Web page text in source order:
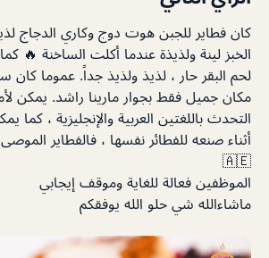
كان فطاير للجبن هوت دوج وكاري الدجاج
الخبز لينة ولذيذة عندما أكلت الساخنة 🔥
لحم البقر حار ، لذيذ ولذيذ جداً. عموما كان
مكان جميل فقط بجوار مارينا راشد. يمكن
التحدث باللغتين العربية والإنجليزية ، كما
أثناء صنعه للفطائر نفسها ، فالفطاير
🇦🇪
الموظفين فعالة للغاية وموقف إيجابي
ماشاءالله شي حلو الله يوفقكم